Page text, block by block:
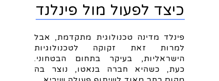
כיצד לפעול מול פינלנד
פינלד מדינה טכנולוגית מתקדמת, אבל
למרות זאת זקוקה לטכנולוגיות
הישראליות, בעיקר בתחום הבטחוני.
כעת, כשהיא חברה בנאטו, נוצר בה